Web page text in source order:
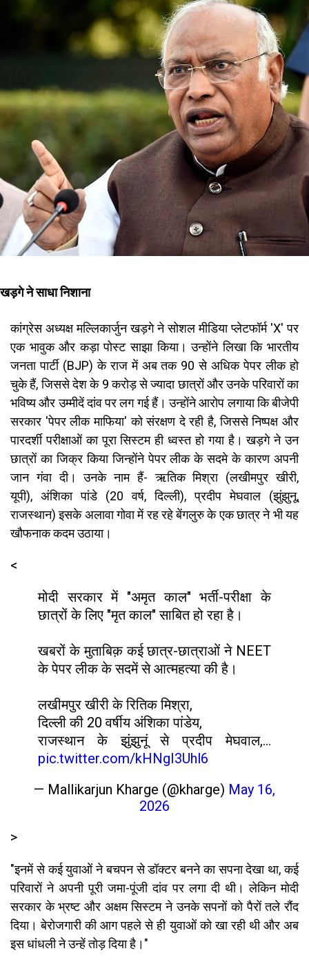
खड़गे ने साधा निशाना
कांग्रेस अध्यक्ष मल्लिकार्जुन खड़गे ने सोशल मीडिया प्लेटफॉर्म 'X' पर
एक भावुक और कड़ा पोस्ट साझा किया। उन्होंने लिखा कि भारतीय
जनता पार्टी (BJP) के राज में अब तक 90 से अधिक पेपर लीक हो
चुके हैं, जिससे देश के 9 करोड़ से ज्यादा छात्रों और उनके परिवारों का
भविष्य और उम्मीदें दांव पर लग गई हैं। उन्होंने आरोप लगाया कि बीजेपी
सरकार 'पेपर लीक माफिया' को संरक्षण दे रही है, जिससे निष्पक्ष और
पारदर्शी परीक्षाओं का पूरा सिस्टम ही ध्वस्त हो गया है। खड़गे ने उन
छात्रों का जिक्र किया जिन्होंने पेपर लीक के सदमे के कारण अपनी
जान गंवा दी। उनके नाम हैं-ऋतिक मिश्रा (लखीमपुर खीरी,
यूपी), अंशिका पांडे (20 वर्ष, दिल्ली),प्रदीप मेघवाल (झुंझुनू,
राजस्थान) इसके अलावा गोवा में रह रहे बेंगलुरु के एक छात्र ने भी यह
खौफनाक कदम उठाया।
<
मोदी सरकार में "अमृत काल" भर्ती-परीक्षा के
छात्रों के लिए "मृत काल" साबित हो रहा है।
खबरों के मुताबिक़ कई छात्र-छात्राओं ने NEET
के पेपर लीक के सदमें से आत्महत्या की है।
लखीमपुर खीरी के रितिक मिश्रा,
दिल्ली की 20 वर्षीय अंशिका पांडेय,
राजस्थान के झुंझुनूं से प्रदीप मेघवाल,…
pic.twitter.com/kHNgI3Uhl6
— Mallikarjun Kharge (@kharge) May 16,
2026
>
"इनमें से कई युवाओं ने बचपन से डॉक्टर बनने का सपना देखा था, कई
परिवारों ने अपनी पूरी जमा-पूंजी दांव पर लगा दी थी। लेकिन मोदी
सरकार के भ्रष्ट और अक्षम सिस्टम ने उनके सपनों को पैरों तले रौंद
दिया। बेरोजगारी की आग पहले से ही युवाओं को खा रही थी और अब
इस धांधली ने उन्हें तोड़ दिया है।"